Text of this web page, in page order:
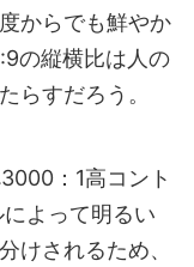
からでも鮮やか
の縦横比は人の
らすだろう。
：1高コント
よって明るい
けされるため、